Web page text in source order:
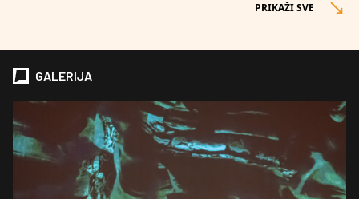
PRIKAŽI SVE
GALERIJA